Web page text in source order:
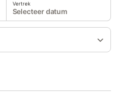
Vertrek
Selecteer datum